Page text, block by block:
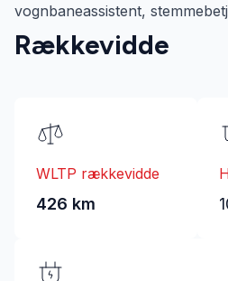
vognbaneassistent,
Rækkevidde
WLTP rækkevidde
426 km